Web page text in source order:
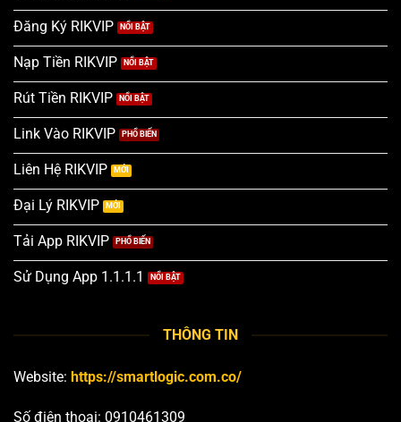
Đăng Ký RIKVIP
Nạp Tiền RIKVIP
Rút Tiền RIKVIP
Link Vào RIKVIP
Liên Hệ RIKVIP
Đại Lý RIKVIP
Tải App RIKVIP
Sử Dụng App 1.1.1.1
THÔNG TIN
Website: https://smartlogic.com.co/
Số điện thoại: 0910461309